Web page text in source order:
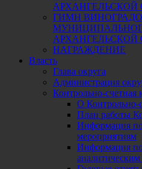
АРХАНГЕЛЬСКОЙ
ГИМН
АРХАНГЕЛЬСКОЙ
НАГРАЖДЕНИЕ
Власть
Глава округа
Администрация
Контрольно-счетная
О Контрольно-
План работы
Информация
мероприятиям
Информация